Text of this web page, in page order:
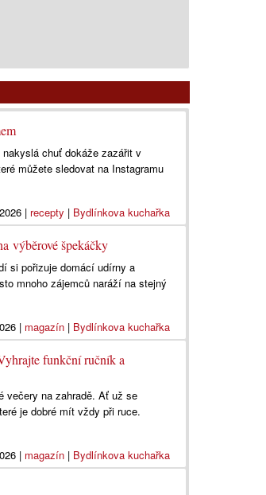
chuť dokáže zazářit v
můžete sledovat na Instagramu
| recepty | Bydlínkova kuchařka
výběrové špekáčky
si pořizuje domácí udírny a
mnoho zájemců naráží na stejný
| magazín| Bydlínkova kuchařka
funkční ručník a
večery na zahradě. Ať už se
je dobré mít vždy při ruce.
| magazín| Bydlínkova kuchařka